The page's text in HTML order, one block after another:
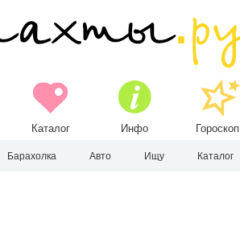
Каталог Инфо Гороскоп
Барахолка Авто Ищу Каталог